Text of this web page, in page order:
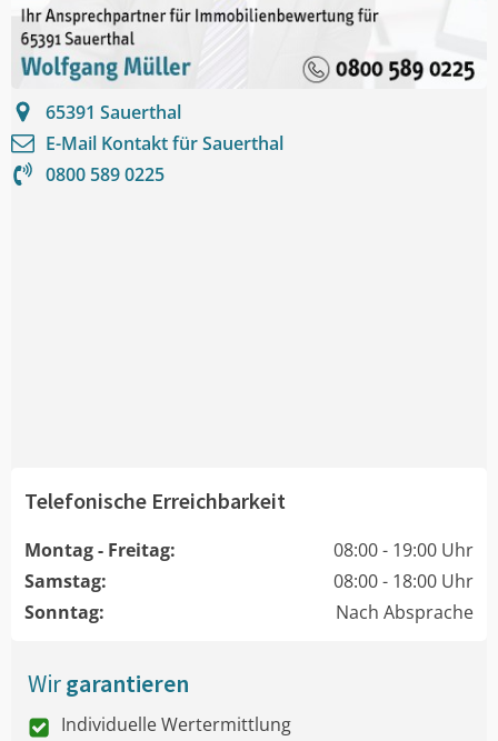
65391 Sauerthal
E-Mail Kontakt fürSauerthal
0800 589 0225
Telefonische Erreichbarkeit
Montag - Freitag:
08:00 - 19:00 Uhr
Samstag:
08:00 - 18:00 Uhr
Sonntag:
Nach Absprache
Wirgarantieren
Individuelle Wertermittlung